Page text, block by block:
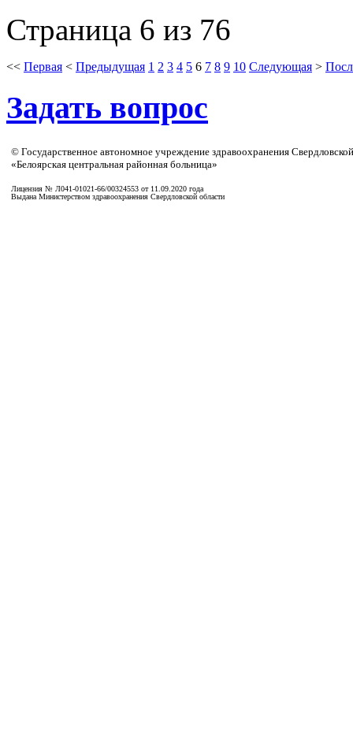
Страница 6 из 76
<< Первая < Предыдущая 1 2 3 4 5 6 7 8 9 10 Следующая >
Задать вопрос
© Государственное автономное учреждение здравоохранения
«Белоярская центральная районная больница»
Лицензия № Л041-01021-66/00324553 от 11.09.2020 года
Выдана Министерством здравоохранения Свердловской области